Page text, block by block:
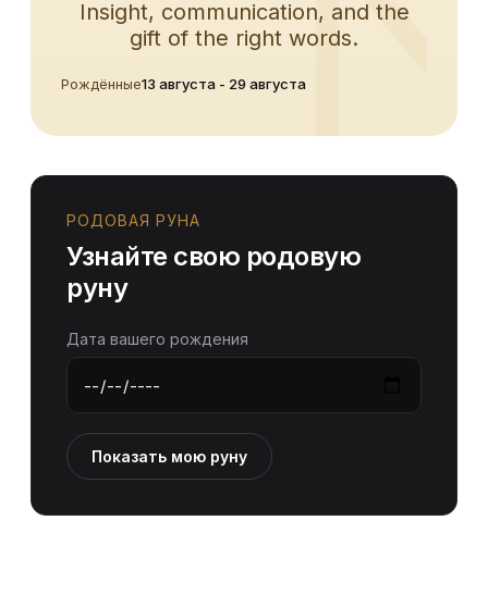
Insight, communication, and the
gift of the right words.
Рождённые13 августа - 29 августа
РОДОВАЯ РУНА
Узнайте свою родовую
руну
Дата вашего рождения
Показать мою руну